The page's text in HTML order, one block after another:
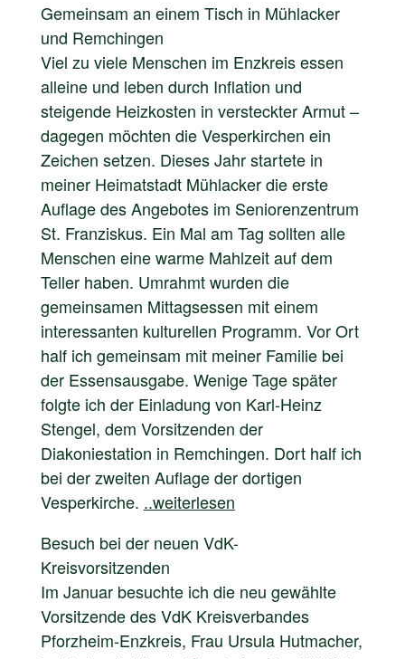
Gemeinsam an einem Tisch in Mühlacker
und Remchingen
Viel zu viele Menschen im Enzkreis essen
alleine und leben durch Inflation und
steigende Heizkosten in versteckter Armut –
dagegen möchten die Vesperkirchen ein
Zeichen setzen. Dieses Jahr startete in
meiner Heimatstadt Mühlacker die erste
Auflage des Angebotes im Seniorenzentrum
St. Franziskus. Ein Mal am Tag sollten alle
Menschen eine warme Mahlzeit auf dem
Teller haben. Umrahmt wurden die
gemeinsamen Mittagsessen mit einem
interessanten kulturellen Programm. Vor Ort
half ich gemeinsam mit meiner Familie bei
der Essensausgabe. Wenige Tage später
folgte ich der Einladung von Karl-Heinz
Stengel, dem Vorsitzenden der
Diakoniestation in Remchingen. Dort half ich
bei der zweiten Auflage der dortigen
Vesperkirche. ..weiterlesen
Besuch bei der neuen VdK-
Kreisvorsitzenden
Im Januar besuchte ich die neu gewählte
Vorsitzende des VdK Kreisverbandes
Pforzheim-Enzkreis, Frau Ursula Hutmacher,